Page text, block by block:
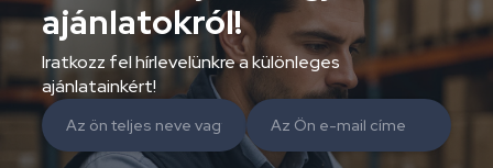
ajánlatokról!
Iratkozz fel hírlevelünkre a különleges
ajánlatainkért!